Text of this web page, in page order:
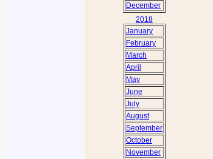
December
2018
January
February
March
April
May
June
July
August
September
October
November